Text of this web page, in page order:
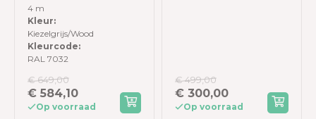
- Kiezelgrijs/Wood
4 m
Kleur:
Kiezelgrijs/Wood
Kleurcode:
RAL 7032
€ 584,10
€ 649,00
Op voorraad
€ 300,00
€ 499,00
Op voorraad